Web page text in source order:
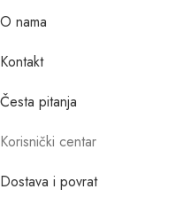
O nama
Kontakt
Česta pitanja
Korisnički centar
Dostava i povrat